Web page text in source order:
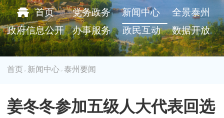
首页 党务政务 新闻中心
全景泰州
政府信息公开
办事服务 政民互动 数据开放
首页 > 新闻中心 >泰州要闻
姜冬冬参加五级人大代表回选